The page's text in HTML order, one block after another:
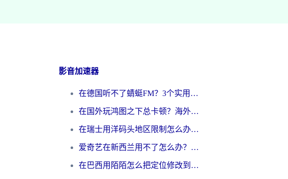
影音加速器
在德国听不了蜻蜓FM？3个实用技巧帮你解锁国内影音自由
在国外玩鸿图之下总卡顿？海外党追剧听歌的3个实用解决方案
在瑞士用洋码头地区限制怎么办？海外华人必看的回国加速全攻略
爱奇艺在新西兰用不了怎么办？海外党亲测有效的回国加速方案
在巴西用陌陌怎么把定位修改到中国国内？海外党必看的回国加速全攻略